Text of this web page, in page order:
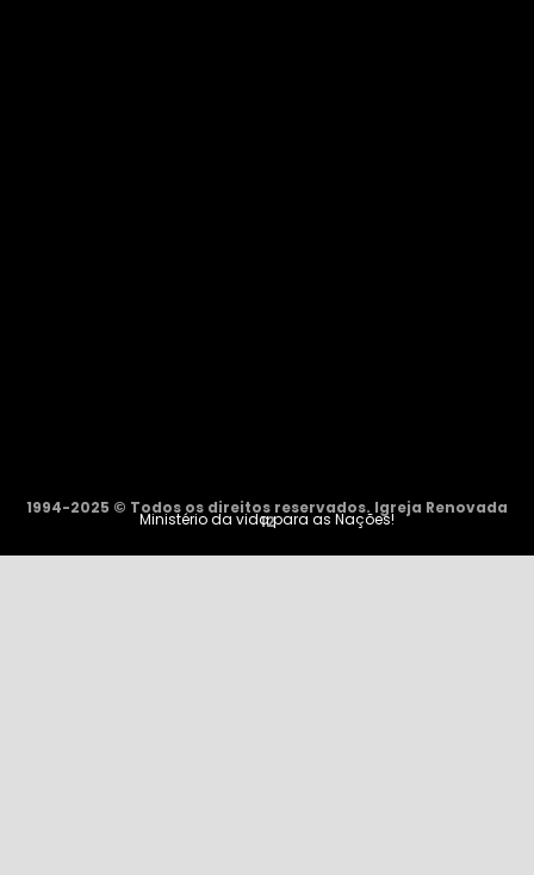
1994-2025 © Todos os direitos reservados. Igreja Renovada
12
Ministério da vida para as Nações!